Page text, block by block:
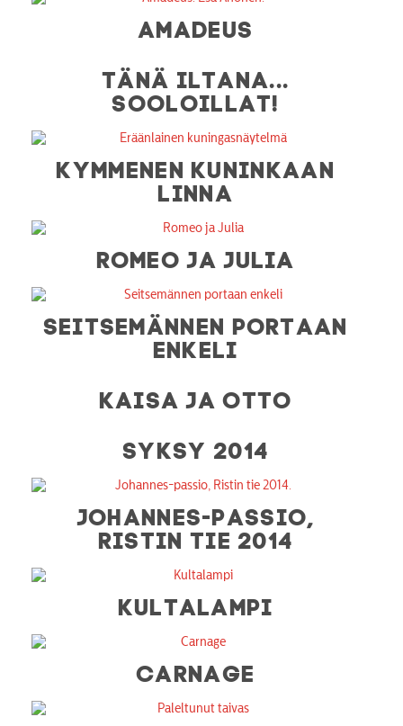
AMADEUS
TÄNÄ ILTANA...
SOOLOILLAT!
KYMMENEN KUNINKAAN
LINNA
ROMEO JA JULIA
SEITSEMÄNNEN PORTAAN
ENKELI
KAISA JA OTTO
SYKSY 2014
JOHANNES-PASSIO,
RISTIN TIE 2014
KULTALAMPI
CARNAGE